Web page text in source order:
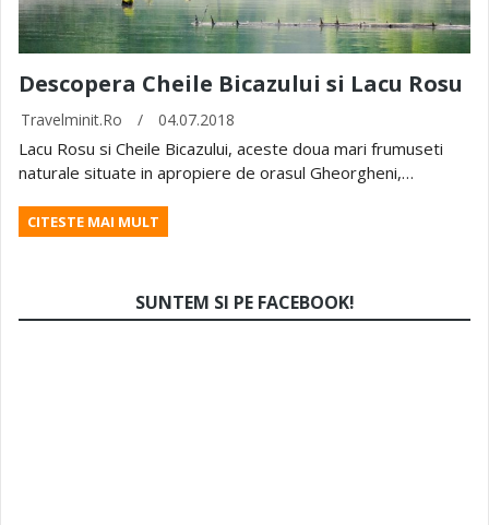
Descopera Cheile Bicazului si Lacu Rosu
Travelminit.ro / 04.07.2018
Lacu Rosu si Cheile Bicazului, aceste doua mari frumuseti
naturale situate in apropiere de orasul Gheorgheni,…
CITESTE MAI MULT
SUNTEM SI PE FACEBOOK!